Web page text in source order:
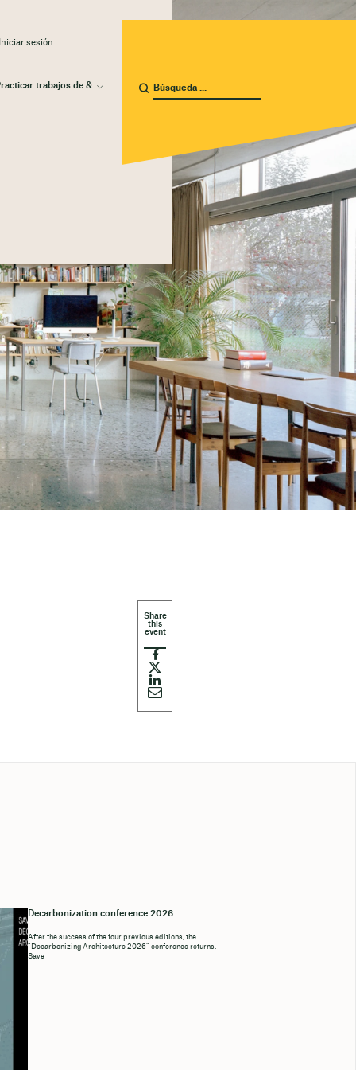
trabajos de &
sesión
Decarbonization conference 2026
After the success of the four previous editions, the
“Decarbonizing Architecture 2026” conference returns.
Save